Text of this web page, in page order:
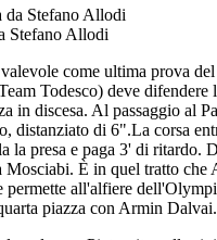
Stefano Allodi
come ultima prova
Todesco) deve
in discesa. Al passaggio al
distanziato di 6".La corsa
la presa e paga 3' di ritardo.
È in quel tratto
permette all'alfiere
piazza con Armin